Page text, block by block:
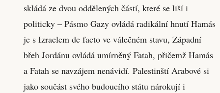
skládá ze dvou oddělených částí, které se liší i
politicky – Pásmo Gazy ovládá radikální hnutí Hamás
je s Izraelem de facto ve válečném stavu, Západní
břeh Jordánu ovládá umírněný Fatah, přičemž Hamás
a Fatah se navzájem nenávidí. Palestinští Arabové si
jako součást svého budoucího státu nárokují i